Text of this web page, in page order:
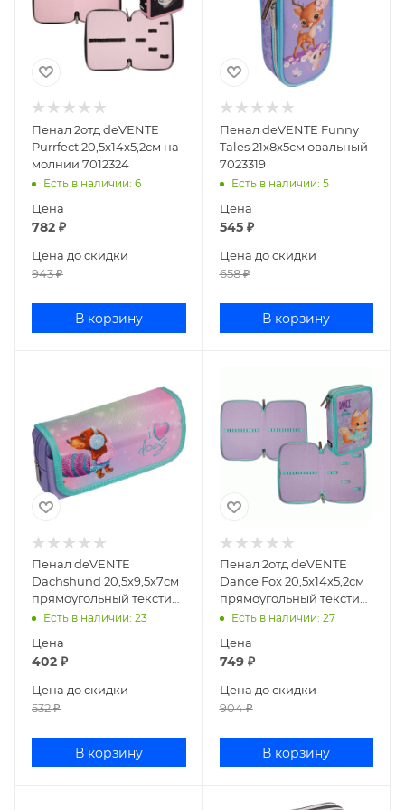
Пенал 2отд deVENTE
Purrfect 20,5x14x5,2см на
молнии 7012324
Есть в наличии: 6
Цена
782 ₽
Цена до скидки
943₽
В корзину
Пенал deVENTE Funny
Tales 21x8x5см овальный
7023319
Есть в наличии: 5
Цена
545₽
Цена до скидки
658₽
В корзину
Пенал deVENTE
Dachshund 20,5x9,5x7см
прямоугольный текстиль
7020317
Есть в наличии: 23
Цена
402 ₽
Цена до скидки
532₽
В корзину
Пенал 2отд deVENTE
Dance Fox 20,5x14x5,2см
прямоугольный текстиль
7012315
Есть в наличии: 27
Цена
749₽
Цена до скидки
904₽
В корзину